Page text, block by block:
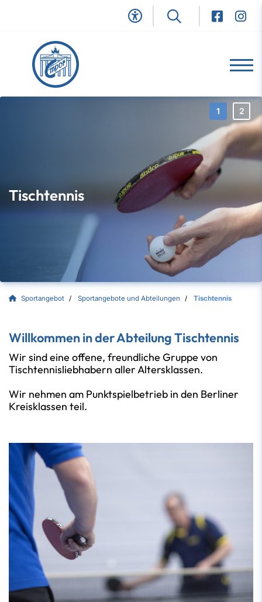
Tischtennis
Sportangebot Sportangebote und Abteilungen Tischtennis
Willkommen in der Abteilung Tischtennis
Wir sind eine offene, freundliche Gruppe von
Tischtennisliebhabern aller Altersklassen.
Wir nehmen am Punktspielbetrieb in den Berliner
Kreisklassen teil.